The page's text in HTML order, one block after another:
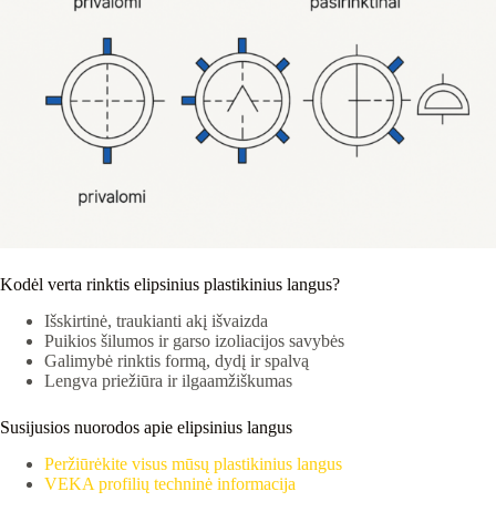
Kodėl verta rinktis elipsinius plastikinius langus?
Išskirtinė, traukianti akį išvaizda
Puikios šilumos ir garso izoliacijos savybės
Galimybė rinktis formą, dydį ir spalvą
Lengva priežiūra ir ilgaamžiškumas
Susijusios nuorodos apie elipsinius langus
Peržiūrėkite visus mūsų plastikinius langus
VEKA profilių techninė informacija